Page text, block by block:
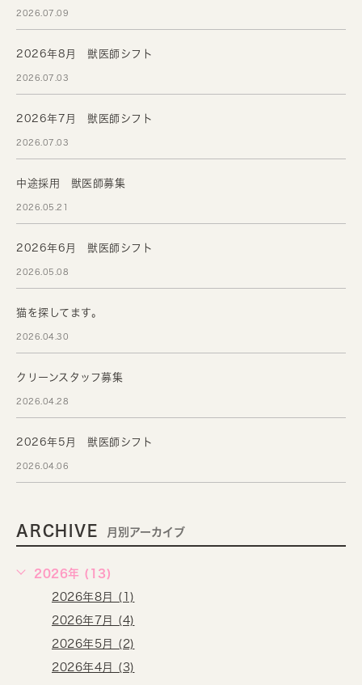
2026.07.09
2026年8月 獣医師シフト
2026.07.03
2026年7月 獣医師シフト
2026.07.03
中途採用 獣医師募集
2026.05.21
2026年6月 獣医師シフト
2026.05.08
猫を探してます。
2026.04.30
クリーンスタッフ募集
2026.04.28
2026年5月 獣医師シフト
2026.04.06
ARCHIVE 月別アーカイブ
2026年 (13)
2026年8月 (1)
2026年7月 (4)
2026年5月 (2)
2026年4月 (3)